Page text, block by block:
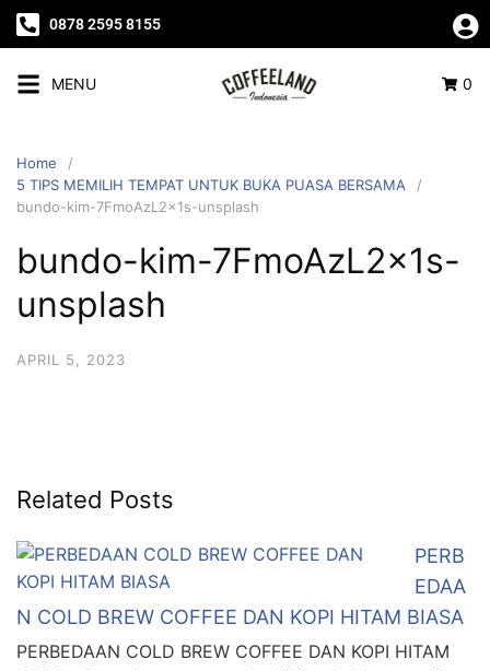
0878 2595 8155
MENU 0
Home
5 TIPS MEMILIH TEMPAT UNTUK BUKA PUASA BERSAMA
bundo-kim-7FmoAzL2x1s-unsplash
bundo-kim-7FmoAzL2x1s-
unsplash
APRIL 5, 2023
Related Posts
PERB
EDAA
N COLD BREW COFFEE DAN KOPI HITAM BIASA
PERBEDAAN COLD BREW COFFEE DAN KOPI HITAM